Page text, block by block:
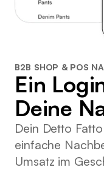
B2B SHOP & POS
Ein
Deine
Dein Detto
einfache
Umsatz im